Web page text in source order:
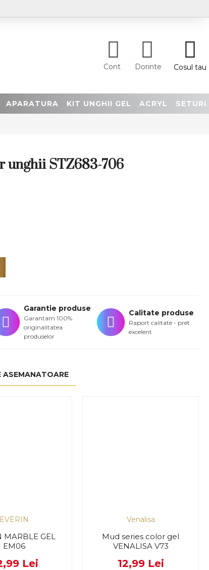
Cont Dorinte Cosul tau
APARATURA KIT UNGHII GEL ACRYL SETURI
unghii STZ683-706
Garantie produse
Garantam 100%
originalitatea
produselor
Calitate produse
Raport calitate - pret
excelent
ASEMANATOARE
EVERIN
MARBLE GEL
EM06
Lei
Venalisa
Mud series color gel
VENALISA V73
12,99 Lei